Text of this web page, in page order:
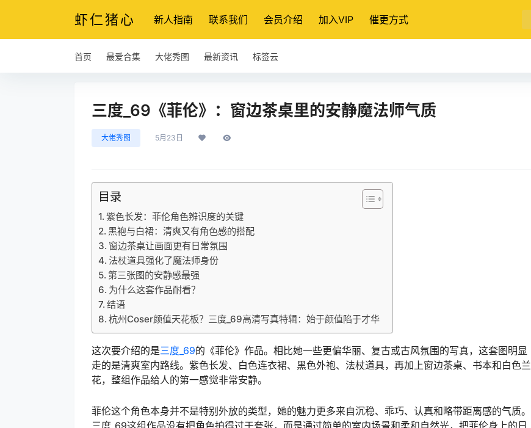
虾仁猪心 新人指南 联系我们 会员介绍 加入VIP 催更方式
首页 最爱合集 大佬秀图 最新资讯 标签云
三度_69《菲伦》：窗边茶桌里的安静魔法师气质
大佬秀图 5月23日
目录
紫色长发：菲伦角色辨识度的关键
黑袍与白裙：清爽又有角色感的搭配
窗边茶桌让画面更有日常氛围
法杖道具强化了魔法师身份
第三张图的安静感最强
为什么这套作品耐看？
结语
杭州Coser颜值天花板？三度_69高清写真特辑：始于颜值陷于才华
这次要介绍的是三度_69的《菲伦》作品。相比她一些更偏华丽、复古或古风氛围的写真，这套图明显
走的是清爽室内路线。紫色长发、白色连衣裙、黑色外袍、法杖道具，再加上窗边茶桌、书本和白色兰
花，整组作品给人的第一感觉非常安静。
菲伦这个角色本身并不是特别外放的类型，她的魅力更多来自沉稳、乖巧、认真和略带距离感的气质。